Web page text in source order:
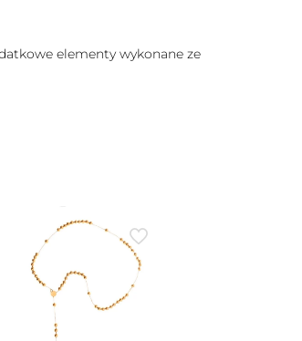
elementy wykonane ze